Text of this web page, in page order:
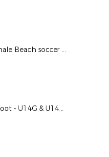
Finale régionale Beach soccer 2022 à Vesseaux (07)
Espoirs du Foot - U14G & U14F - Juin 2022